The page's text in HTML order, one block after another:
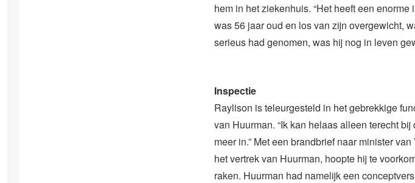
hem in het ziekenhuis. “Het heeft een
was 56 jaar oud en los van zijn overgewicht,
serieus had genomen, was hij nog in leven
Inspectie
Raylison is teleurgesteld in het gebrekkige
van Huurman. “Ik kan helaas alleen terecht
meer in.” Met een brandbrief naar minister
het vertrek van Huurman, hoopte hij te
raken. Huurman had namelijk een